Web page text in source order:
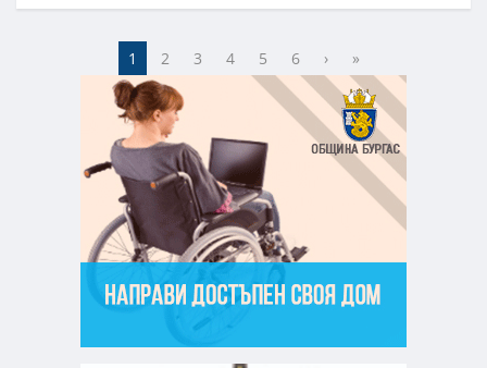
1 2 3 4 5 6 › »